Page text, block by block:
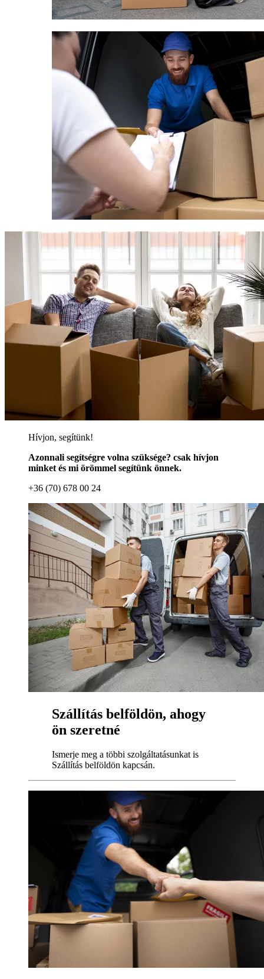
Hívjon, segítünk!
Azonnali segítségre volna szüksége? csak hívjon
minket és mi örömmel segítünk önnek.
+36 (70) 678 00 24
Szállítás belföldön, ahogy
ön szeretné
Ismerje meg a többi szolgáltatásunkat is
Szállítás belföldön kapcsán.